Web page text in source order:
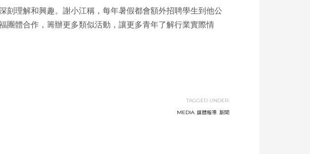
刻理解和興趣。謝小江稱，每年暑假都會額外招聘學生到他公
團體合作，籌辦更多類似活動，讓更多青年了解行業實際情
TAGGED UNDER:
MEDIA, 媒體報導, 新聞